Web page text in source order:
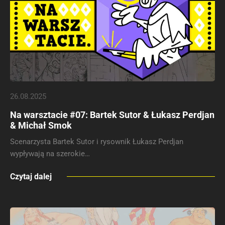
26.08.2025
Na warsztacie #07: Bartek Sutor & Łukasz Perdjan
& Michał Smok
Scenarzysta Bartek Sutor i rysownik Łukasz Perdjan
wypływają na szerokie…
Czytaj dalej